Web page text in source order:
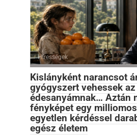
Hírességek
Kislányként narancsot
gyógyszert vehessek az
édesanyámnak… Aztán
fényképet egy
egyetlen kérdéssel
egész életem